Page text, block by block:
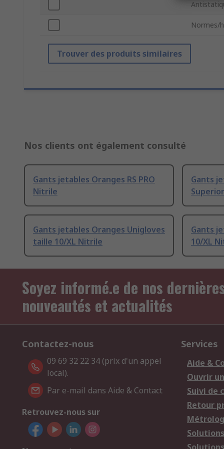
Normes/
Trouver des produits similaires
Nos clients ont également consulté
Gants jetables Oranges RS PRO
Nitrile
Gants
Gants jetables Oranges Unigloves
taille 10/XL Nitrile
Gants
10/XL
Soyez informé.e de nos
nouveautés et actualités
Contactez-nous
09 69 32 22 34 (prix d'un appel
local).
Par e-mail dans Aide & Contact
Retrouvez-nous sur
Services
Aide &
Ouvrir
Suivi de
Retour